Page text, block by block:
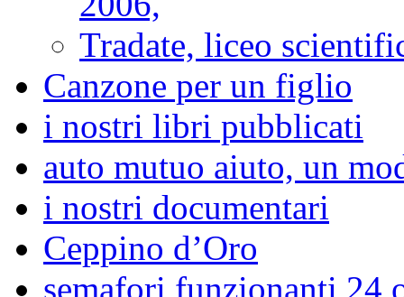
Tradate, liceo
Canzone per un figlio
i nostri libri pubblicati
auto mutuo aiuto, un
i nostri documentari
Ceppino d’Oro
semafori funzionanti 24